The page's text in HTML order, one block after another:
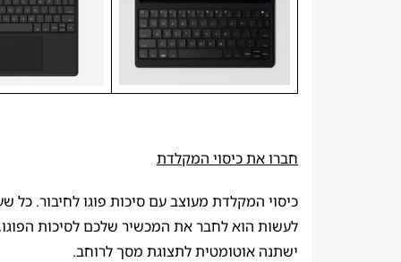
חברו את כיסוי המקלדת
כיסוי המקלדת מעוצב עם סיכות פוגו לחיבור. כל
לעשות הוא לחבר את המכשיר שלכם לסיכות
ישתנה אוטומטית לתצוגת מסך לרוחב.